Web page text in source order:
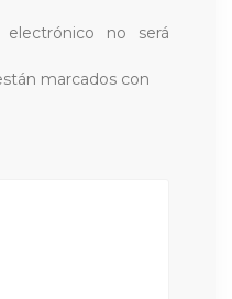
no será
marcados con